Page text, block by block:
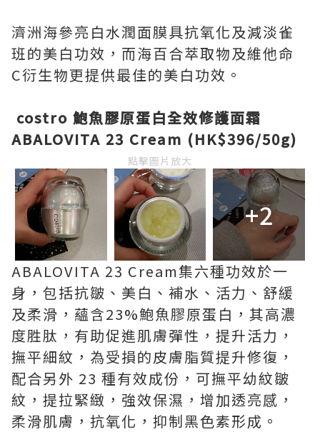
濟洲海參亮白水潤面膜具抗氧化及減淡雀
班的美白功效，而海百合萃取物及維他命
C衍生物更提供最佳的美白功效。
costro 鮑魚膠原蛋白全效修護面霜
ABALOVITA 23 Cream (HK$396/50g)
點擊圖片放大
+2
ABALOVITA 23 Cream集六種功效於一
身，包括抗皺、美白、補水、活力、舒緩
及柔滑，蘊含23%鮑魚膠原蛋白，其高濃
度胜肽，有助促進肌膚彈性，提升活力，
撫平細紋，為受損的皮膚脂質提升修復，
配合另外 23 種有效成份，可撫平幼紋皺
紋，提拉緊緻，強效保濕，增加透亮感，
柔滑肌膚，抗氧化，抑制黑色素形成。